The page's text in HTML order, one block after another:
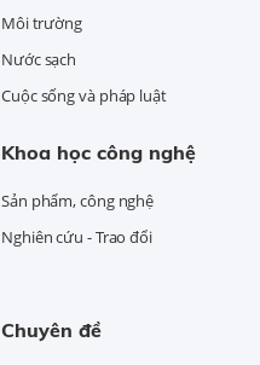
Môi trường
Nước sạch
Cuộc sống và pháp luật
Khoa học công nghệ
Sản phẩm, công nghệ
Nghiên cứu - Trao đổi
Chuyên đề